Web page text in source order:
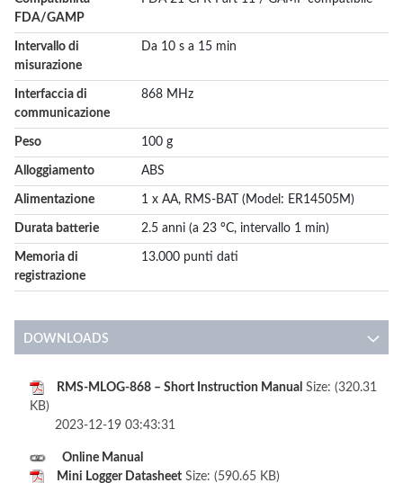
FDA/GAMP
Intervallo di
misurazione
Da 10 s a 15 min
Interfaccia di
communicazione
868 MHz
Peso 100 g
Alloggiamento ABS
Alimentazione 1 x AA, RMS-BAT (Model: ER14505M)
Durata batterie 2.5 anni (a 23 °C, intervallo 1 min)
Memoria di
registrazione
13.000 punti dati
DOWNLOADS
RMS-MLOG-868 – Short Instruction Manual Size: (320.31
KB)
2023-12-19 03:43:31
Online Manual
Mini Logger Datasheet Size: (590.65 KB)